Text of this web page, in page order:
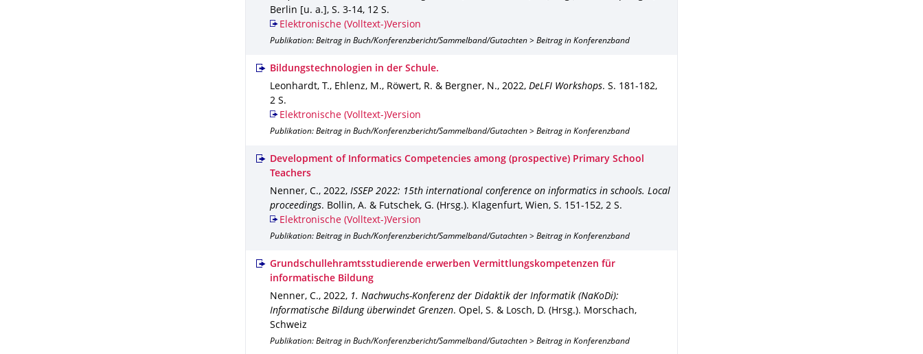
Berlin [u. a.] , S. 3-14, 12 S.
Elektronische (Volltext-)Version
Publikation: Beitrag in Buch/Konferenzbericht/Sammelband/Gutachten > Beitrag in Konferenzband
Bildungstechnologien in der Schule.
Leonhardt, T., Ehlenz, M., Röwert, R. & Bergner, N., 2022, DeLFI Workshops. S. 181-182,
2 S.
Elektronische (Volltext-)Version
Publikation: Beitrag in Buch/Konferenzbericht/Sammelband/Gutachten > Beitrag in Konferenzband
Development of Informatics Competencies among (prospective) Primary School
Teachers
Nenner, C., 2022, ISSEP 2022: 15th international conference on informatics in schools. Local
proceedings. Bollin, A. & Futschek, G. (Hrsg.). Klagenfurt, Wien, S. 151-152, 2 S.
Elektronische (Volltext-)Version
Publikation: Beitrag in Buch/Konferenzbericht/Sammelband/Gutachten > Beitrag in Konferenzband
Grundschullehramtsstudierende erwerben Vermittlungskompetenzen für
informatische Bildung
Nenner, C., 2022, 1. Nachwuchs-Konferenz der Didaktik der Informatik (NaKoDi):
Informatische Bildung überwindet Grenzen. Opel, S. & Losch, D. (Hrsg.). Morschach,
Schweiz
Publikation: Beitrag in Buch/Konferenzbericht/Sammelband/Gutachten > Beitrag in Konferenzband